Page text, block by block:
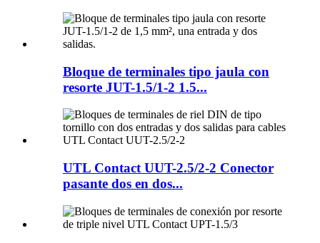
Bloque de terminales tipo jaula con
resorte JUT-1.5/1-2 1.5...
UTL Contact UUT-2.5/2-2 Conector
pasante dos en dos...